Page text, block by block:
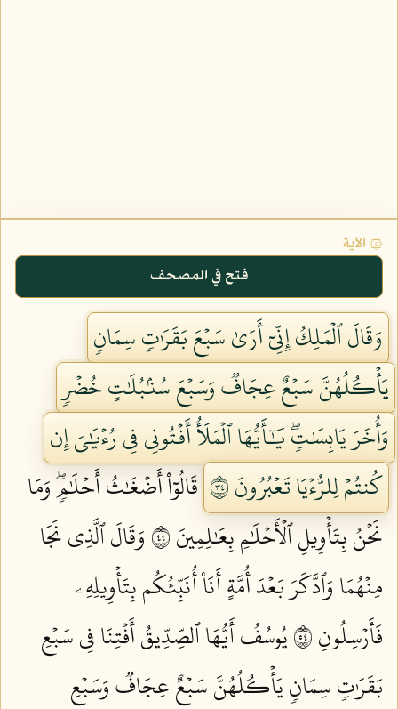
۞ الآية
فتح في المصحف
وَقَالَ ٱلۡمَلِكُ إِنِّيٓ أَرَىٰ سَبۡعَ بَقَرَٰتٖ سِمَانٖ
يَأۡكُلُهُنَّ سَبۡعٌ عِجَافٞ وَسَبۡعَ سُنۢبُلَٰتٍ خُضۡرٖ
وَأُخَرَ يَابِسَٰتٖۖ يَٰٓأَيُّهَا ٱلۡمَلَأُ أَفۡتُونِي فِي رُءۡيَٰيَ إِن
كُنتُمۡ لِلرُّءۡيَا تَعۡبُرُونَ ٤٣
قَالُوٓاْ أَضۡغَٰثُ أَحۡلَٰمٖۖ وَمَا
نَحۡنُ بِتَأۡوِيلِ ٱلۡأَحۡلَٰمِ بِعَٰلِمِينَ ٤٤
وَقَالَ ٱلَّذِي نَجَا
مِنۡهُمَا وَٱدَّكَرَ بَعۡدَ أُمَّةٍ أَنَا۠ أُنَبِّئُكُم بِتَأۡوِيلِهِۦ
فَأَرۡسِلُونِ ٤٥
يُوسُفُ أَيُّهَا ٱلصِّدِّيقُ أَفۡتِنَا فِي سَبۡعِ
بَقَرَٰتٖ سِمَانٖ يَأۡكُلُهُنَّ سَبۡعٌ عِجَافٞ وَسَبۡعِ